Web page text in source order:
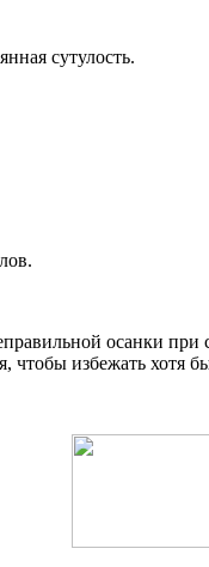
сутулость.
осанки
чтобы избежать хотя